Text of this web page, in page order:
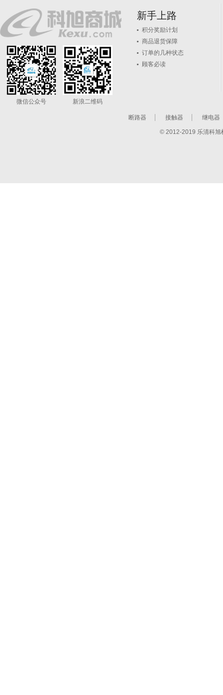
微信公众号 新浪二维码
新手上路
积分奖励计划
商品退货保障
订单的几种状态
顾客必读
断路器 接触器 继电器
© 2012-2019 乐清科旭